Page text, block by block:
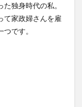
独身時代の私。
て家政婦さんを雇
です。